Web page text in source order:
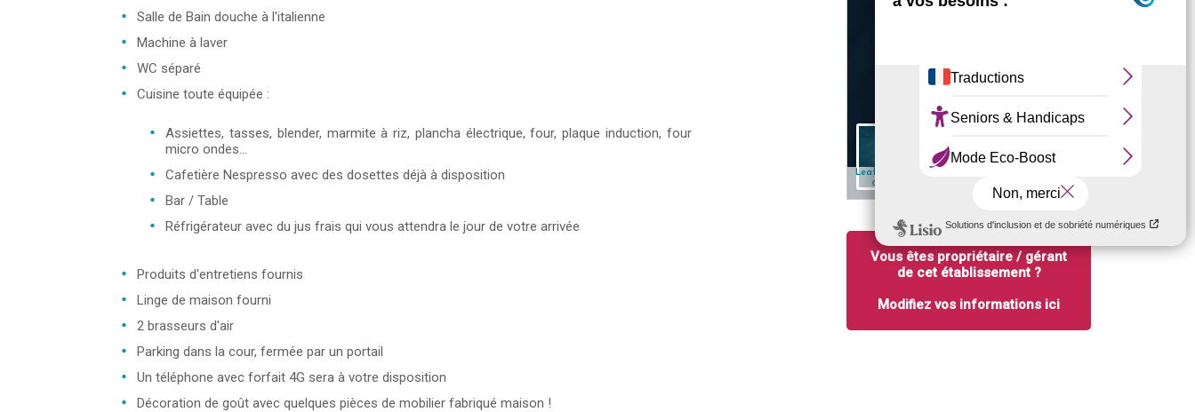
Salle de Bain douche à l'italienne
Machine à laver
WC séparé
Cuisine toute équipée :
Assiettes, tasses, blender, marmite à riz, plancha électrique, four, plaque induction, four
micro ondes...
Cafetière Nespresso avec des dosettes déjà à disposition
Bar / Table
Réfrigérateur avec du jus frais qui vous attendra le jour de votre arrivée
Produits d'entretiens fournis
Linge de maison fourni
2 brasseurs d'air
Parking dans la cour, fermée par un portail
Un téléphone avec forfait 4G sera à votre disposition
Décoration de goût avec quelques pièces de mobilier fabriqué maison !
−
✎ Edit
Leaflet
GeoEye, Getmapping, Aerogrid, IGN, IGP, UPR-EGP, and the GIS User
Community
Vous êtes propriétaire / gérant
de cet établissement ?
Modifiez vos informations ici